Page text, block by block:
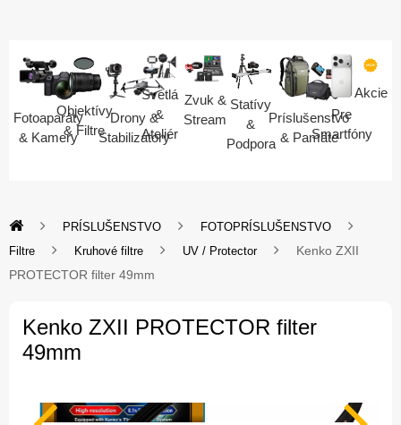
Fotoaparáty
& Kamery
Objektívy
& Filtre
Drony &
Stabilizátory
Svetlá
&
Ateliér
Zvuk &
Stream
Statívy
&
Podpora
Príslušenstvo
& Pamäte
Pre
Smartfóny
Akcie
PRÍSLUŠENSTVO
FOTOPRÍSLUŠENSTVO
Filtre
Kruhové filtre UV / Protector
Kenko ZXII
PROTECTOR filter 49mm
Kenko ZXII PROTECTOR filter
49mm